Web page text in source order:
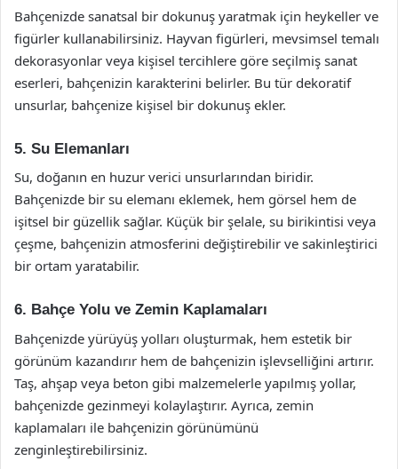
Bahçenizde sanatsal bir dokunuş yaratmak için heykeller ve
figürler kullanabilirsiniz. Hayvan figürleri, mevsimsel temalı
dekorasyonlar veya kişisel tercihlere göre seçilmiş sanat
eserleri, bahçenizin karakterini belirler. Bu tür dekoratif
unsurlar, bahçenize kişisel bir dokunuş ekler.
5. Su Elemanları
Su, doğanın en huzur verici unsurlarından biridir.
Bahçenizde bir su elemanı eklemek, hem görsel hem de
işitsel bir güzellik sağlar. Küçük bir şelale, su birikintisi veya
çeşme, bahçenizin atmosferini değiştirebilir ve sakinleştirici
bir ortam yaratabilir.
6. Bahçe Yolu ve Zemin Kaplamaları
Bahçenizde yürüyüş yolları oluşturmak, hem estetik bir
görünüm kazandırır hem de bahçenizin işlevselliğini artırır.
Taş, ahşap veya beton gibi malzemelerle yapılmış yollar,
bahçenizde gezinmeyi kolaylaştırır. Ayrıca, zemin
kaplamaları ile bahçenizin görünümünü
zenginleştirebilirsiniz.